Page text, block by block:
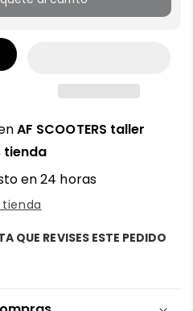
AF SCOOTERS taller
tienda
en 24 horas
QUE REVISES ESTE PEDIDO